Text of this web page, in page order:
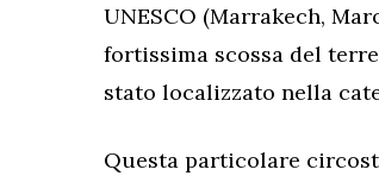
UNESCO (Marrakech,
fortissima scossa del
stato localizzato nella
Questa particolare